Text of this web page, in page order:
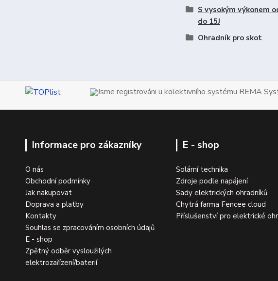
S vysokým výkonem
do 15J
Ohradník pro skot
Jsme registrováni u kolektivního systému REMA
Informace pro zákazníky
O nás
Obchodní podmínky
Jak nakupovat
Doprava a platby
Kontakty
Souhlas se zpracováním osobních údajů
E - shop
Zpětný odběr vysloužilých
elektrozařízení/baterií
E - shop
Solární technika
Zdroje podle napájení
Sady elektrických ohradníků
Chytrá farma Fencee cloud
Příslušenství pro elektrické